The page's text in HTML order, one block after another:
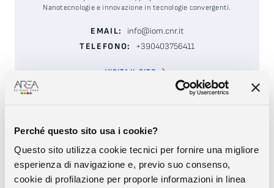
Perché questo sito usa i cookie?
Questo sito utilizza cookie tecnici per fornire una migliore
esperienza di navigazione e, previo suo consenso,
cookie di profilazione per proporle informazioni in linea
superconduttività, proprietà del DNA.
convergenti.
Nanotecnologie e innovazione in tecnologie convergenti.
EMAIL:
info@iom.cnr.it
TELEFONO:
+390403756411
VISITA IL SITO